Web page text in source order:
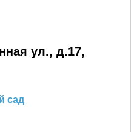
ул., д.17,
сад